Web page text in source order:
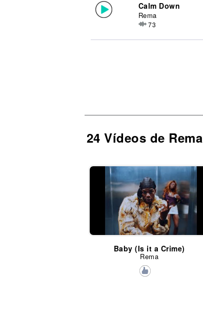
Calm Down
Rema
73
24 Vídeos de Rema
Baby (Is it a Crime)
Rema